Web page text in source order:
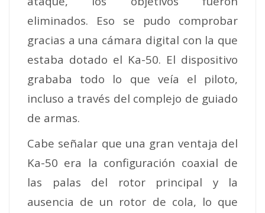
eliminados. Eso se pudo comprobar
gracias a una cámara digital con la que
estaba dotado el Ka-50. El dispositivo
grababa todo lo que veía el piloto,
incluso a través del complejo de guiado
de armas.
Cabe señalar que una gran ventaja del
Ka-50 era la configuración coaxial de
las palas del rotor principal y la
ausencia de un rotor de cola, lo que